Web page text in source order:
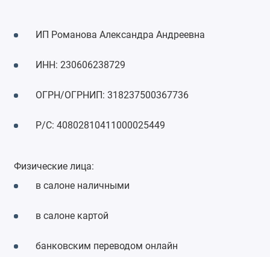
ИП Романова Александра Андреевна
ИНН: 230606238729
ОГРН/ОГРНИП: 318237500367736
Р/С: 40802810411000025449
Физические лица:
в салоне наличными
в салоне картой
банковским переводом онлайн